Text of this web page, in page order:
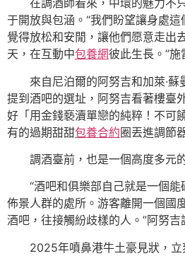
在調酒師看來，中環的魅力不
于開放與包涵。“我們盼望讓身處
覺得放松和安閒，讓他們愿意走出
天，在互動中包養網彼此生長。”施
來自尼泊爾的阿努吉和加萊·蘇
提到酒吧的選址，阿努吉看著樓臺
好「用金錢褻瀆單戀的純粹！不可
有的過期甜甜包養合約圈丟進調節
調酒臺前，也是一個高度多元
“酒吧和俱樂部自己就是一個
佈景人群的處所。游客離開一個國
酒吧，往接觸紛歧樣的人。”阿努吉
2025年噴鼻港牛土豪見狀，